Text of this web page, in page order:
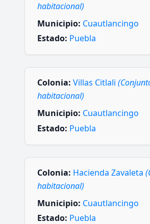
habitacional)
Municipio: Cuautlancingo
Estado: Puebla
Colonia: Villas Citlali
habitacional)
Municipio: Cuautlancingo
Estado: Puebla
Colonia: Hacienda Zavaleta
habitacional)
Municipio: Cuautlancingo
Estado: Puebla